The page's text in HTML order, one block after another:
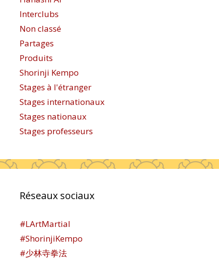
Interclubs
Non classé
Partages
Produits
Shorinji Kempo
Stages à l'étranger
Stages internationaux
Stages nationaux
Stages professeurs
Réseaux sociaux
#LArtMartial
#ShorinjiKempo
#少林寺拳法